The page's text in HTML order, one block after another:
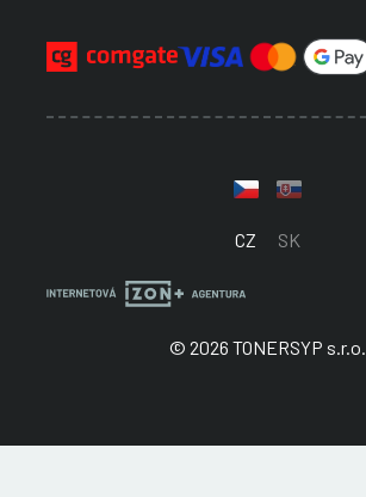
CZ SK
© 2026 TONERSYP s.r.o.